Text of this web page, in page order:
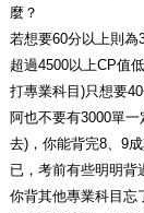
麼？
若想要60分以上則為
超過4500以上CP值
打專業科目)只想要
阿也不要有3000單
去)，你能背完8、9
已，考前有些明明背
你背其他專業科目忘